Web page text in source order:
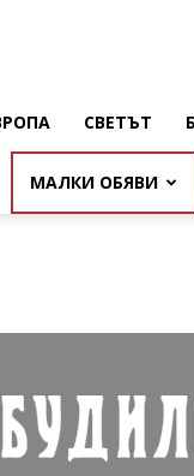
СВЕТЪТ
МАЛКИ ОБЯВИ